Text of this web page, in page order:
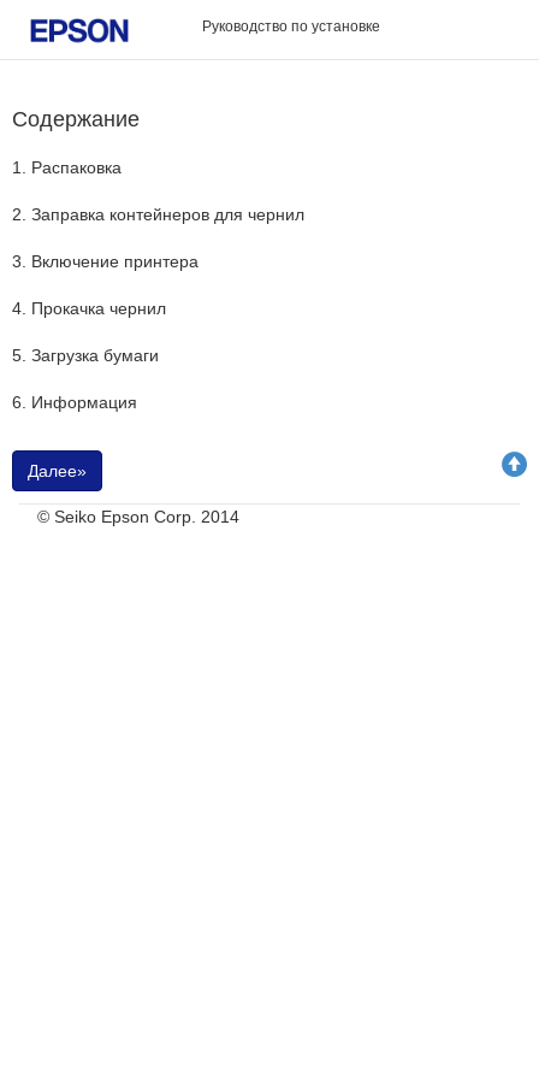
Руководство по установке
Содержание
1. Распаковка
2. Заправка контейнеров для чернил
3. Включение принтера
4. Прокачка чернил
5. Загрузка бумаги
6. Информация
Далее»
© Seiko Epson Corp. 2014